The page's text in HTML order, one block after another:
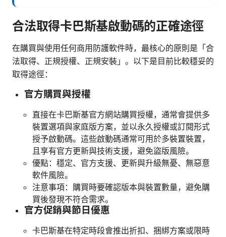
合法取得卡巴斯基啟動碼的正確途徑
在購買與使用任何商用防護軟件時，最核心的原則是「合
法取得、正規授權、正規安裝」。以下是目前比較穩妥的
取得途徑：
官方購買與授權
直接在卡巴斯基官方網站購買授權，通常會提供多
裝置選項與家庭版方案，並以永久授權或訂閱形式
授予啟動碼。這些啟動碼通常可用於多裝置裝置，
且享有官方更新與技術支援，避免盜版風險。
優點：穩定、官方支援、更新與升級無憂、無惡意
軟件風險。
注意事項：購買時要確認版本與裝置數量，避免購
買後發現不符合需求。
官方促銷與節日優惠
卡巴斯基在特定時段會推出折扣、捆綁方案或限時